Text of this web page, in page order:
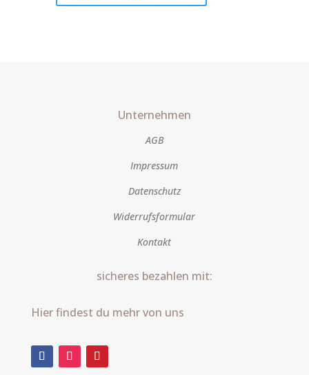
Menge
Unternehmen
AGB
Impressum
Datenschutz
Widerrufsformular
Kontakt
sicheres bezahlen mit:
Hier findest du mehr von uns